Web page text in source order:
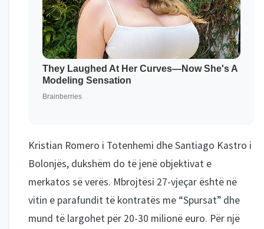
Kristian Romero i Totenhemi dhe Santiago Kastro i
Bolonjës, dukshëm do të jenë objektivat e
merkatos së verës. Mbrojtësi 27-vjeçar është në
vitin e parafundit të kontratës me “Spursat” dhe
mund të largohet për 20-30 milionë euro. Për një